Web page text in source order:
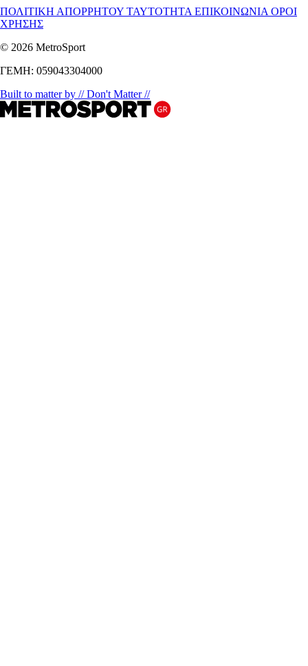
ΠΟΛΙΤΙΚΗ ΑΠΟΡΡΗΤΟΥ ΤΑΥΤΟΤΗΤΑ ΕΠΙΚΟΙΝΩΝΙΑ ΟΡΟΙ
ΧΡΗΣΗΣ
© 2026 MetroSport
ΓΕΜΗ: 059043304000
Built to matter by // Don't Matter //